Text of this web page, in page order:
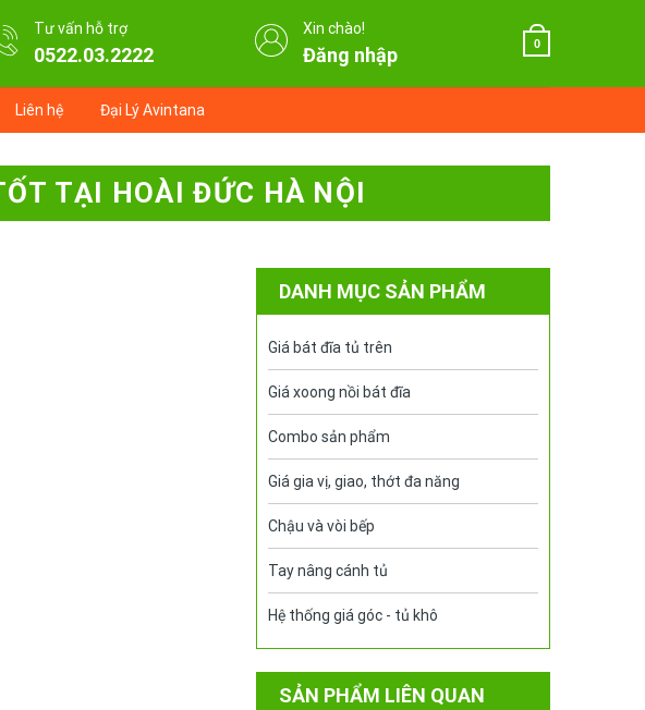
Tư vấn hỗ trợ
0522.03.2222
Xin chào!
Đăng nhập
0
Liên hệ Đại Lý Avintana
TẠI HOÀI ĐỨC HÀ NỘI
DANH MỤC SẢN PHẨM
Giá bát đĩa tủ trên
Giá xoong nồi bát đĩa
Combo sản phẩm
Giá gia vị, giao, thớt đa năng
Chậu và vòi bếp
Tay nâng cánh tủ
Hệ thống giá góc - tủ khô
SẢN PHẨM LIÊN QUAN